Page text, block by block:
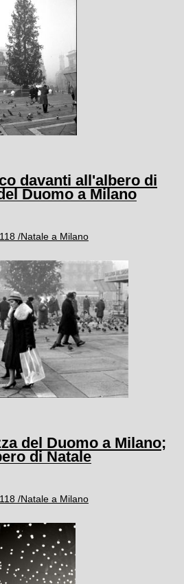
davanti all'albero di
Duomo a Milano
/Natale a Milano
del Duomo a Milano;
di Natale
/Natale a Milano